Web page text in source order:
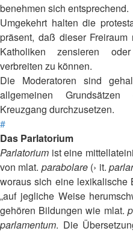
benehmen sich entsprechend.
Umgekehrt halten die
präsent, daß dieser
Katholiken zensieren
verbreiten zu können.
Die Moderatoren sind
allgemeinen
Kreuzgang durchzusetzen.
#
Das Parlatorium
Parlatorium ist eine
von mlat. parabolare(› it.
woraus sich eine lexikalische
„auf jegliche Weise
gehören Bildungen wie mlat.
parlamentum. Die